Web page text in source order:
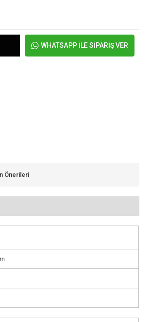
WHATSAPP İLE SİPARİŞ VER
Önerileri